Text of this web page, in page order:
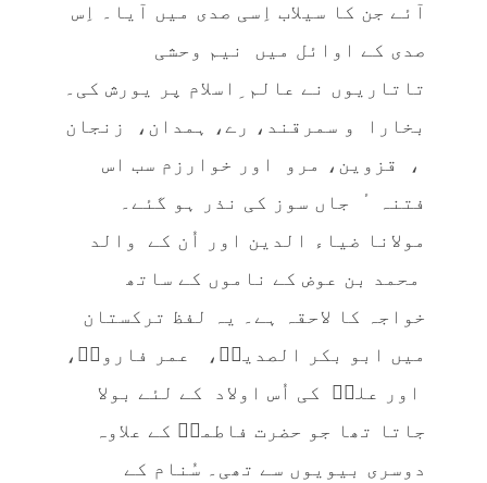
آئے جن کا سیلاب اِسی صدی میں آیا۔ اِس
صدی کے اوائل میں نیم وحشی
تاتاریوں نے عالم ِاسلام پر یورش کی۔
بخارا و سمرقند، رے، ہمدان، زنجان
، قزوین، مرو اور خوارزم سب اس
فتنہ ٔ جاں سوز کی نذر ہو گئے۔
مولانا ضیاء الدین اور اُن کے والد
محمد بن عوض کے ناموں کے ساتھ
خواجہ کا لاحقہ ہے۔ یہ لفظ ترکستان
میں ابو بکر الصدیقؓ، عمر فاروقؓ،
اور علیؓ کی اُس اولاد کے لئے بولا
جاتا تھا جو حضرت فاطمہؓ کے علاوہ
دوسری بیویوں سے تھی۔ سُنام کے